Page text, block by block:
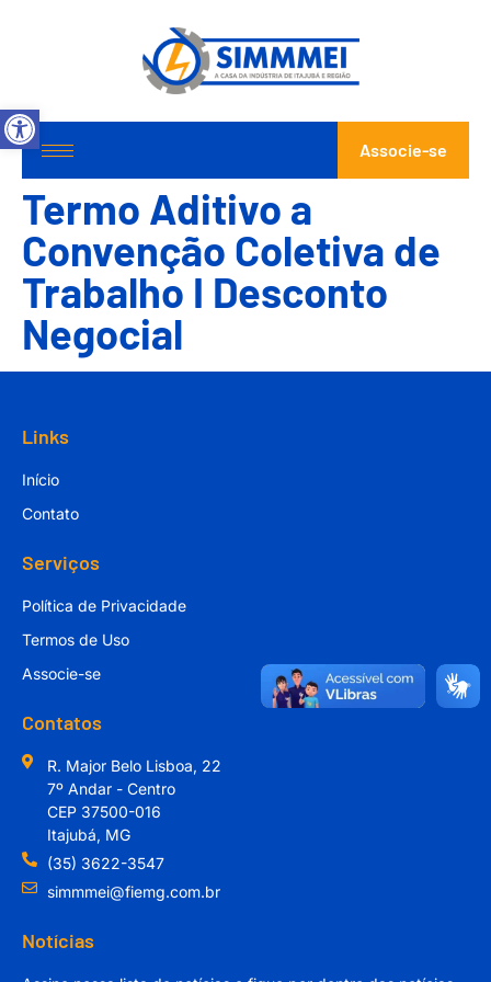
Abrir a barra de ferramentas
Associe-se
Termo Aditivo a
Convenção Coletiva de
Trabalho I Desconto
Negocial
Links
Início
Contato
Serviços
Política de Privacidade
Termos de Uso
Associe-se
Contatos
R. Major Belo Lisboa, 22
7º Andar - Centro
CEP 37500-016
Itajubá, MG
(35) 3622-3547
simmmei@fiemg.com.br
Notícias